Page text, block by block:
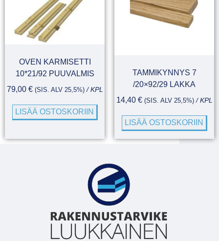
OVEN KARMISETTI
10*21/92 PUUVALMIS
79,00 € (SIS. ALV 25,5%)/ KPL
LISÄÄ OSTOSKORIIN
TAMMIKYNNYS 7
/20×92/29 LAKKA
14,40 € (SIS. ALV 25,5%)/ KPL
LISÄÄ OSTOSKORIIN